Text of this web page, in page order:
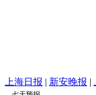
上海日报 | 新安晚报 |